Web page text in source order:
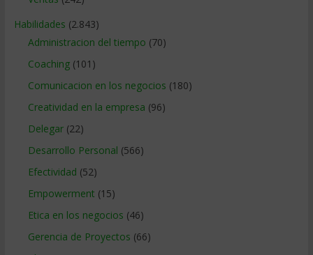
Habilidades (2.843)
Administracion del tiempo (70)
Coaching(101)
Comunicacion en los negocios (180)
Creatividad en la empresa (96)
Delegar(22)
Desarrollo Personal (566)
Efectividad (52)
Empowerment (15)
Etica en los negocios (46)
Gerencia de Proyectos (66)